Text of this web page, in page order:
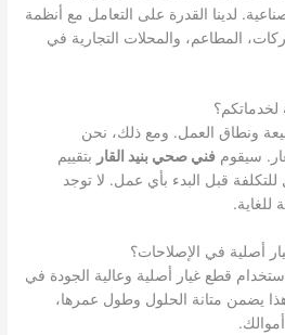
لدينا القدرة على التعامل مع أنظمة
المطاعم، والمحلات التجارية في
ونطاق العمل. ومع ذلك، نحن
سيقومفني صحي بنيد القار بتقييم
قبل البدء بأي عمل. لا توجد
للغاية.
قطع غيار أصلية وعالية الجودة في
يضمن متانة الحلول وطول عمرها،